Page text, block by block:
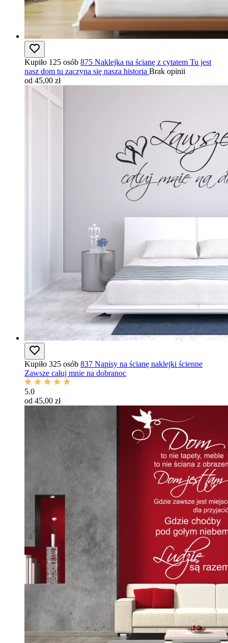
Kupiło 125 osób 875 Naklejka na ścianę z cytatem Tu jest
nasz dom tu zaczyna się nasza historia Brak opinii
od 45,00 zł
Kupiło 325 osób 837 Napisy na ścianę naklejki ścienne
Zawsze całuj mnie na dobranoc
5.0
od 45,00 zł